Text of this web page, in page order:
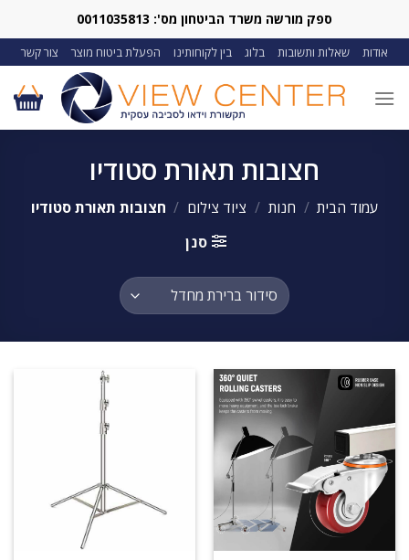
content
ספק מורשה משרד הביטחון מס': 0011035813
אודות שאלות ותשובות בלוג בין לקוחותינו הפעלת ביטוח מוצר צור קשר
חצובות תאורת סטודיו
עמוד הבית / חנות / ציוד צילום / חצובות תאורת סטודיו
סנן